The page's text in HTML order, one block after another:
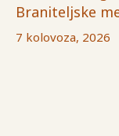
Braniteljske
7 kolovoza, 2026